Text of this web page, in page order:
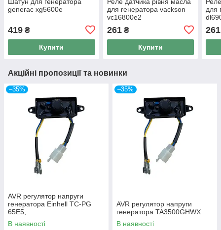
generac xg5600e
419 ₴
Купити
для генератора vackson
vc16800e2
261₴
Купити
для
261
Акційні пропозиції та новинки
–35%
AVR регулятор напруги
генератора Einhell TC-PG
65E5,
В наявності
–35%
AVR регулятор напруги
генератора TA3500GHWX
В наявності